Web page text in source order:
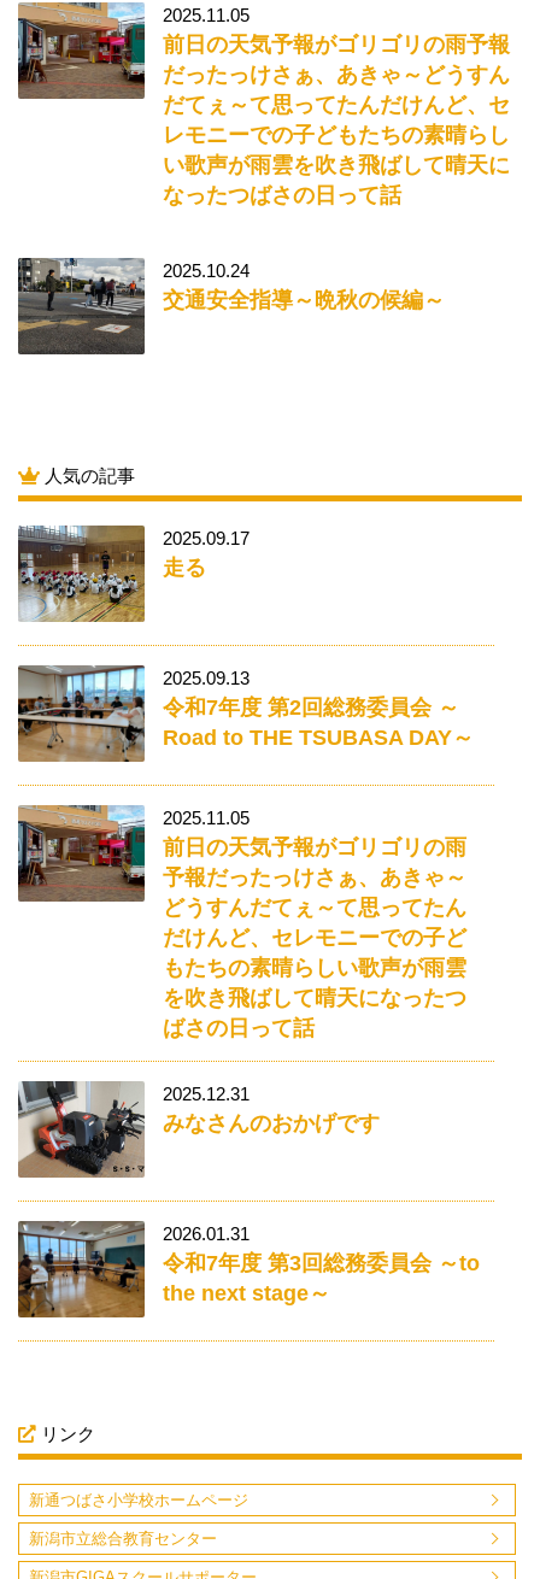
2025.11.05
前日の天気予報がゴリゴリの雨予報
だったっけさぁ、あきゃ～どうすん
だてぇ～て思ってたんだけんど、セ
レモニーでの子どもたちの素晴らし
い歌声が雨雲を吹き飛ばして晴天に
なったつばさの日って話
2025.10.24
交通安全指導～晩秋の候編～
人気の記事
2025.09.17
走る
2025.09.13
令和7年度 第2回総務委員会 ～
Road to THE TSUBASA DAY～
2025.11.05
前日の天気予報がゴリゴリの雨
予報だったっけさぁ、あきゃ～
どうすんだてぇ～て思ってたん
だけんど、セレモニーでの子ど
もたちの素晴らしい歌声が雨雲
を吹き飛ばして晴天になったつ
ばさの日って話
2025.12.31
みなさんのおかげです
2026.01.31
令和7年度 第3回総務委員会 ～to
the next stage～
リンク
新通つばさ小学校ホームページ
新潟市立総合教育センター